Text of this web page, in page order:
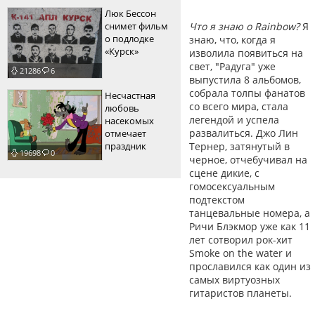
21286 6
Люк Бессон
снимет фильм
о подлодке
«Курск»
19698 0
Несчастная
любовь
насекомых
отмечает
праздник
Что я знаю о Rainbow?Я
знаю, что, когда я
изволила появиться на
свет, "Радуга" уже
выпустила 8 альбомов,
собрала толпы фанатов
со всего мира, стала
легендой и успела
развалиться. Джо Лин
Тернер, затянутый в
черное, отчебучивал на
сцене дикие, с
гомосексуальным
подтекстом
танцевальные номера, а
Ричи Блэкмор уже как 11
лет сотворил рок-хит
Smoke on the water и
прославился как один из
самых виртуозных
гитаристов планеты.